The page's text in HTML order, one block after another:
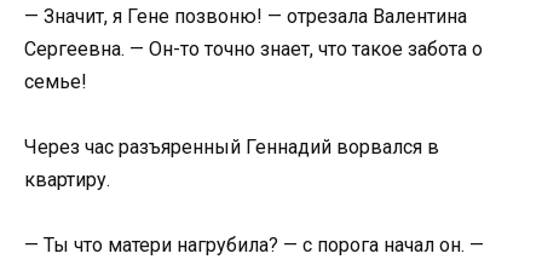
— Значит, я Гене позвоню! — отрезала Валентина
Сергеевна. — Он-то точно знает, что такое забота о
семье!
Через час разъяренный Геннадий ворвался в
квартиру.
— Ты что матери нагрубила? — с порога начал он. —